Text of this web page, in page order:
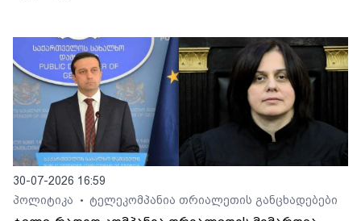
30-07-2026 16:59
პოლიტიკა
• ტელეკომპანია თრიალეთის განცხადებები